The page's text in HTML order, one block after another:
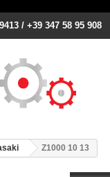
/ +39 347 58 95 908
Z1000 10 13